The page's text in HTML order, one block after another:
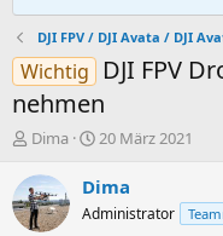
DJI FPV / DJI Avata / DJI
Wichtig
DJI FPV
nehmen
E
s
t
e
Dima
E
s
t
e
20 März 2021
Dima
Administrator